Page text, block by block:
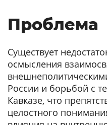
Проблема
Существует
осмысления
России и борьбой с
Кавказе, что
целостного